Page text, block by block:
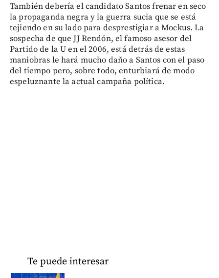
También debería el candidato Santos frenar en seco
la propaganda negra y la guerra sucia que se está
tejiendo en su lado para desprestigiar a Mockus. La
sospecha de que JJ Rendón, el famoso asesor del
Partido de la U en el 2006, está detrás de estas
maniobras le hará mucho daño a Santos con el paso
del tiempo pero, sobre todo, enturbiará de modo
espeluznante la actual campaña política.
Te puede interesar